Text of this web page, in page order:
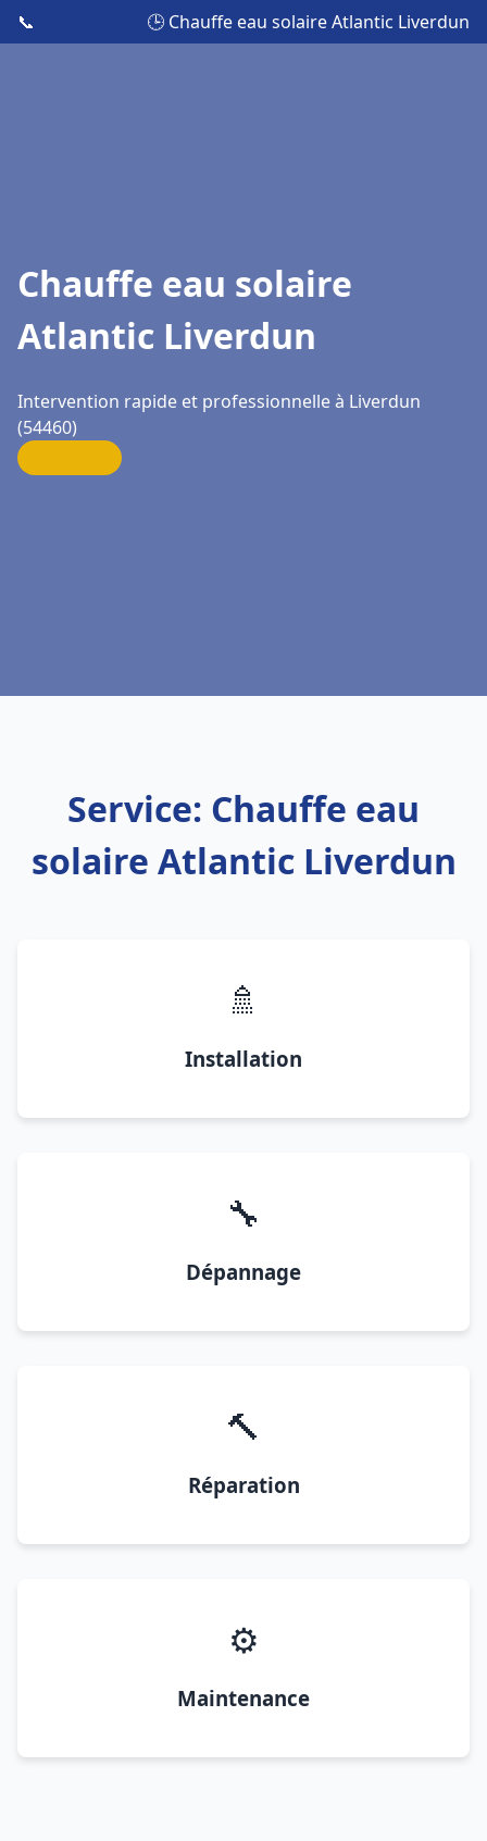
📞 🕒 Chauffe eau solaire Atlantic Liverdun
Chauffe eau solaire
Atlantic Liverdun
Intervention rapide et professionnelle à Liverdun
(54460)
Service: Chauffe eau
solaire Atlantic Liverdun
🚿
Installation
🔧
Dépannage
🔨
Réparation
⚙️
Maintenance